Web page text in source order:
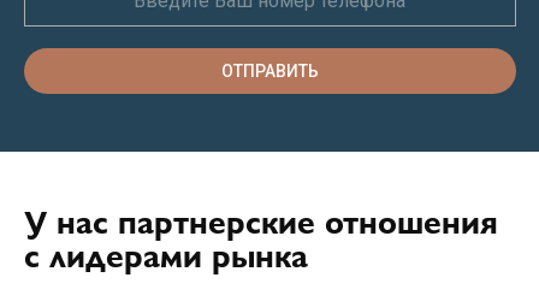
ОТПРАВИТЬ
У нас партнерские отношения
с лидерами рынка